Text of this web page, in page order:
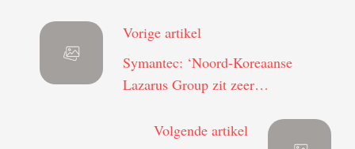
Vorige artikel
Symantec: ‘Noord-Koreaanse
Lazarus Group zit zeer
Volgende artikel